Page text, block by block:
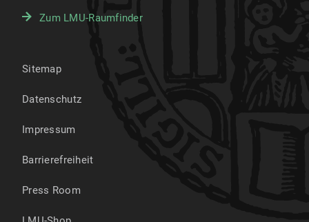
Zum LMU-Raumfinder
Sitemap
Datenschutz
Impressum
Barrierefreiheit
Press Room